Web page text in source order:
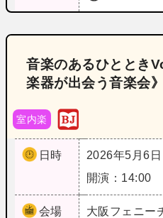
音楽のあるひととき
楽器が出会う音楽会》
室内楽
日時
2026年5月6日
開演：14:00
会場 大阪 フェニー